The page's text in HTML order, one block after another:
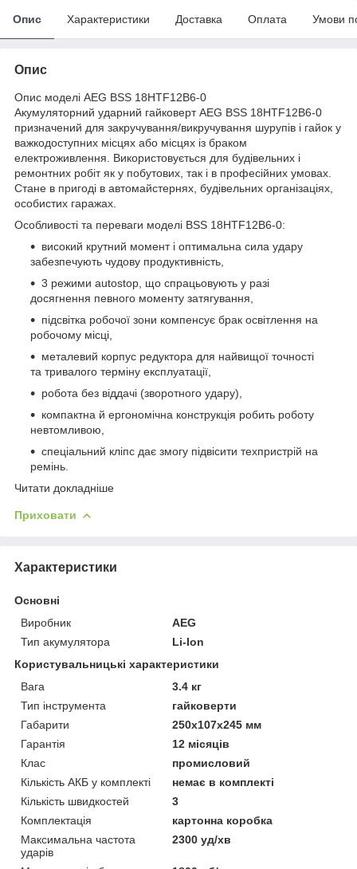
Опис Характеристики Доставка Оплата Умови
Опис
Опис моделі AEG BSS 18HTF12B6-0
Акумуляторний ударний гайковерт AEG BSS 18HTF12B6-0
призначений для закручування/викручування шурупів і гайок у
важкодоступних місцях або місцях із браком
електроживлення. Використовується для будівельних і
ремонтних робіт як у побутових, так і в професійних умовах.
Стане в пригоді в автомайстернях, будівельних організаціях,
особистих гаражах.
Особливості та переваги моделі BSS 18HTF12B6-0:
високий крутний момент і оптимальна сила удару
забезпечують чудову продуктивність,
3 режими autostop, що спрацьовують у разі
досягнення певного моменту затягування,
підсвітка робочої зони компенсує брак освітлення на
робочому місці,
металевий корпус редуктора для найвищої точності
та тривалого терміну експлуатації,
робота без віддачі (зворотного удару),
компактна й ергономічна конструкція робить роботу
невтомливою,
спеціальний кліпс дає змогу підвісити техпристрій на
ремінь.
Читати докладніше
Приховати
Характеристики
Основні
Виробник
AEG
Тип акумулятора
Li-Ion
Користувальницькі характеристики
Вага
3.4 кг
Тип інструмента
гайковерти
Габарити
250х107х245 мм
Гарантія
12 місяців
Клас
промисловий
Кількість АКБ у комплекті
немає в комплекті
Кількість швидкостей
3
Комплектація
картонна коробка
Максимальна частота
ударів
2300 уд/хв